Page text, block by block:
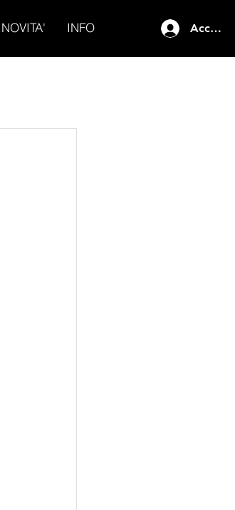
NOVITA' INFO Accedi